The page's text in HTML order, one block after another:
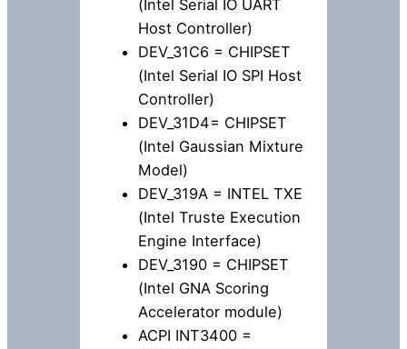
(Intel Serial IO UART
Host Controller)
DEV_31C6 = CHIPSET
(Intel Serial IO SPI Host
Controller)
DEV_31D4= CHIPSET
(Intel Gaussian Mixture
Model)
DEV_319A = INTEL TXE
(Intel Truste Execution
Engine Interface)
DEV_3190 = CHIPSET
(Intel GNA Scoring
Accelerator module)
ACPI INT3400 =